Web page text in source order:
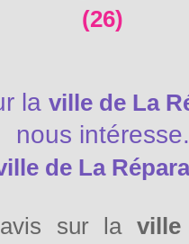
(26)
la ville de La
nous intéresse.
de La
sur la